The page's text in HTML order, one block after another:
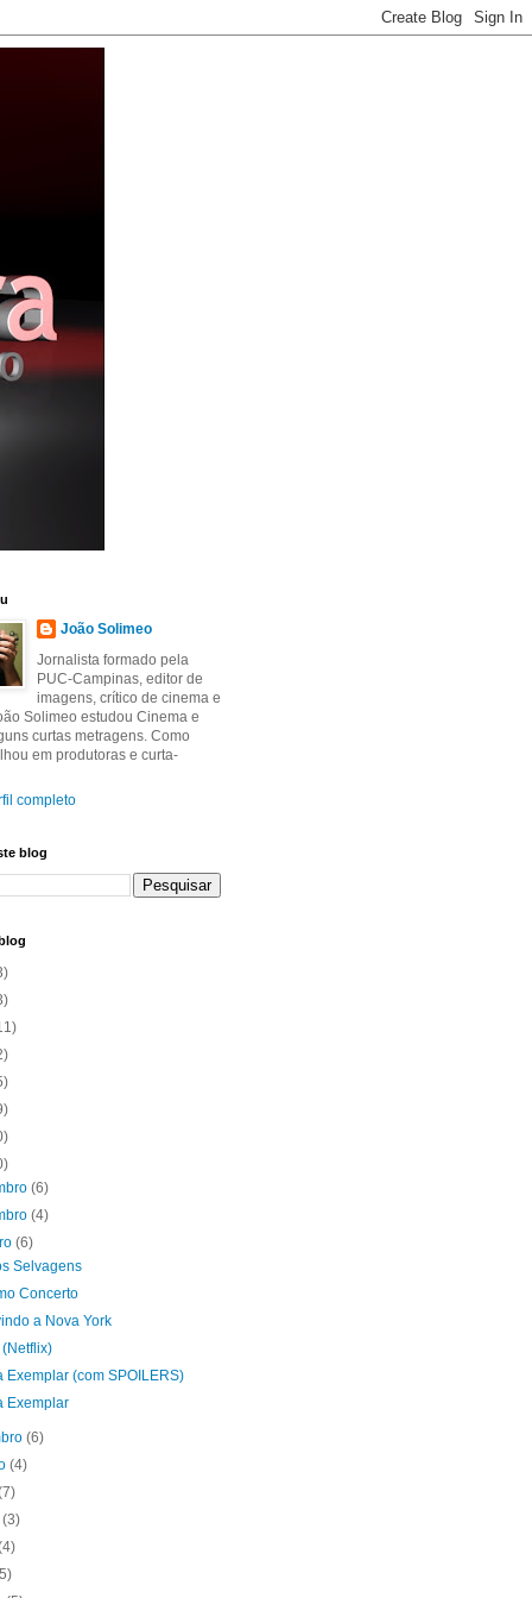
João Solimeo
Jornalista formado pela
PUC-Campinas, editor de
imagens, crítico de cinema e
Solimeo estudou Cinema e
curtas metragens. Como
em produtoras e curta-
completo
blog
(6)
(4)
(6)
Selvagens
Concerto
a Nova York
(Netflix)
Exemplar (com SPOILERS)
Exemplar
(6)
(4)
(3)